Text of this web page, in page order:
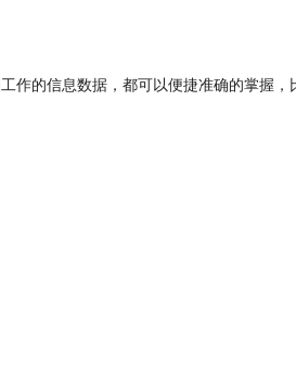
作的信息数据 ，都可以便捷准确的掌握